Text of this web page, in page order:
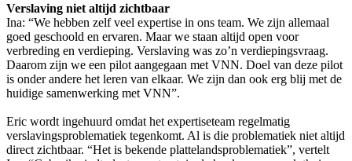
Verslaving niet altijd zichtbaar
Ina: “We hebben zelf veel expertise in ons team. We zijn allemaal
goed geschoold en ervaren. Maar we staan altijd open voor
verbreding en verdieping. Verslaving was zo’n verdiepingsvraag.
Daarom zijn we een pilot aangegaan met VNN. Doel van deze pilot
is onder andere het leren van elkaar. We zijn dan ook erg blij met de
huidige samenwerking met VNN”.
Eric wordt ingehuurd omdat het expertiseteam regelmatig
verslavingsproblematiek tegenkomt. Al is die problematiek niet altijd
direct zichtbaar. “Het is bekende plattelandsproblematiek”, vertelt